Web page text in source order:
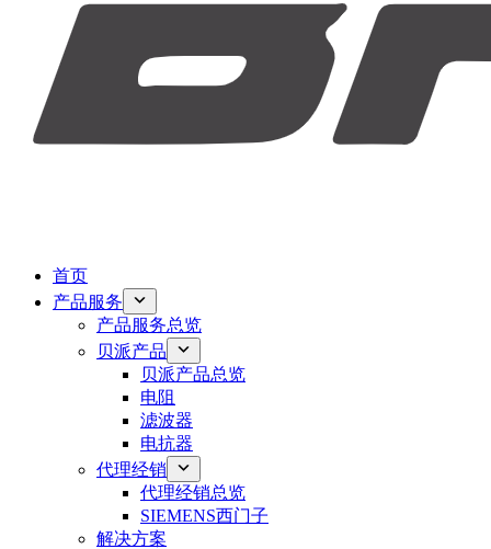
首页
产品服务
产品服务总览
贝派产品
贝派产品总览
电阻
滤波器
电抗器
代理经销
代理经销总览
SIEMENS西门子
解决方案